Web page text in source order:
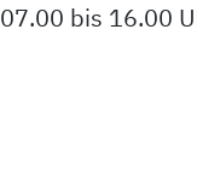
07.00 bis 16.00